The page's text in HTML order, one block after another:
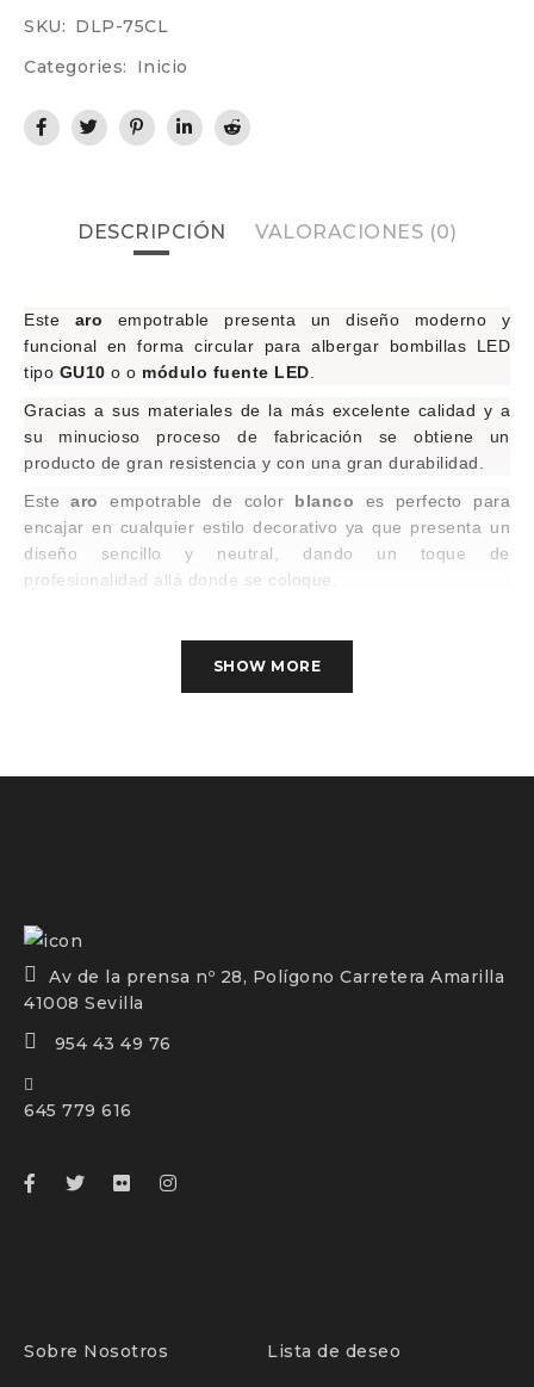
SKU: DLP-75CL
Categories:
Inicio
DESCRIPCIÓN VALORACIONES (0)
Este aro empotrable presenta un diseño moderno y
funcional enforma circular para albergar bombillas LED
tipo GU10 o o módulo fuente LED
Gracias a sus materiales de la más excelente calidad y a
su minucioso proceso de fabricación se obtiene un
producto de gran resistencia y con una gran durabilidad.
Estearo empotrable de color blanco es perfecto para
encajar en cualquier estilo decorativo ya que presenta un
diseño sencillo y neutral, dando un toque de
profesionalidad allá donde se coloque.
por ejemplo en todas las estancias del hogar, recepciones,
todo tiempo de tiendas, bares, entre otros muchos.
SHOW MORE
Av de la prensa nº 28, Polígono Carretera Amarilla
41008 Sevilla
954 43 49 76
645 779 616
Sobre Nosotros Lista de deseo